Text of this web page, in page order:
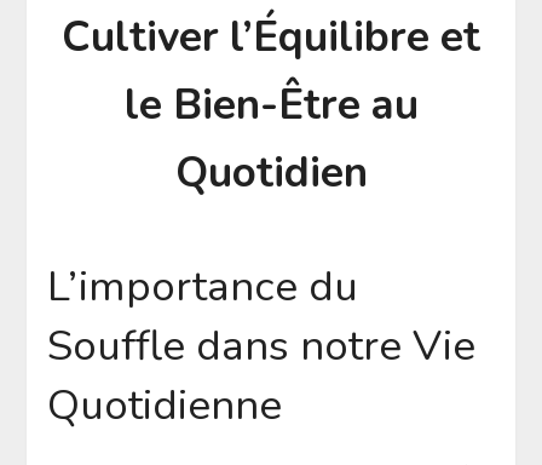
Cultiver l’Équilibre et
le Bien-Être au
Quotidien
L’importance du
Souffle dans notre Vie
Quotidienne